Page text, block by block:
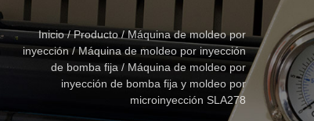
Inicio/Producto /Máquina de moldeo por
inyección / Máquina de moldeo por inyección
de bomba fija / Máquina de moldeo por
inyección de bomba fija y moldeo por
microinyección SLA278